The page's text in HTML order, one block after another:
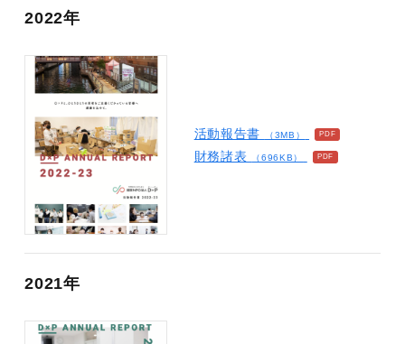
2022年
活動報告書 （3MB）
財務諸表 （696KB）
2021年